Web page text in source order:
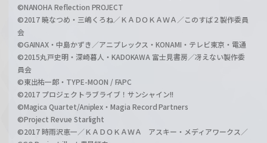
©NANOHA Reflection PROJECT
©2017 暁なつめ・三嶋くろね／ＫＡＤＯＫＡＷＡ／このすば２製作委員
会
©GAINAX・中島かずき／アニプレックス・KONAMI・テレビ東京・電通
©2015丸戸史明・深崎暮人・KADOKAWA 富士見書房／冴えない製作委
員会
©東出祐一郎・TYPE-MOON / FAPC
©2017 プロジェクトラブライブ！サンシャイン!!
©Magica Quartet/Aniplex・Magia Record Partners
©Project Revue Starlight
©2017 時雨沢恵一／ＫＡＤＯＫＡＷＡ アスキー・メディアワークス／